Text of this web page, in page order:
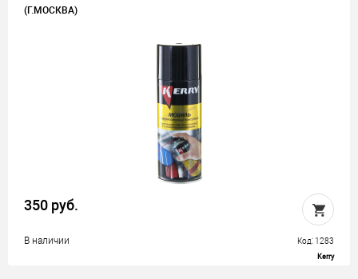
(Г.МОСКВА)
350 руб.
В наличии Код: 1283
Kerry